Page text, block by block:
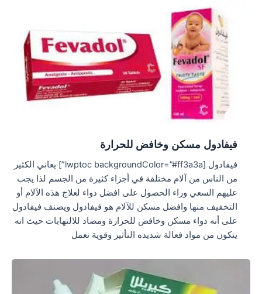
فيفادول مسكن وخافض للحرارة
فيفادول [lwptoc backgroundColor=”#ff3a3a”] يعاني الكثير
من الناس من آلام مختلفة في أجزاء كثيرة من الجسم لذا يجب
عليهم السعي وراء الحصول على افضل دواء لعلاج هذه الآلام أو
التخفيف منها وافضل مسكن للآلام هو فيفادول ويصنف فيفادول
على أنه دواء مسكن وخافض للحرارة ومضاد للالتهابات حيث انه
يتكون من مواد فعالة شديده التأثير وقوية تعمل